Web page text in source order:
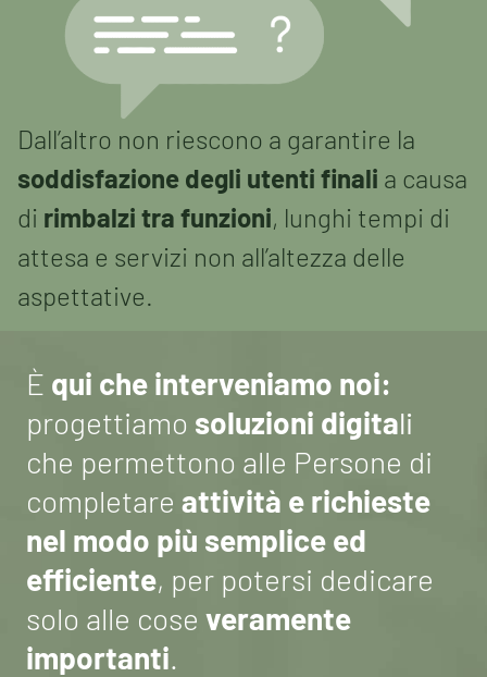
Dall’altro non riescono a garantire la
soddisfazione degli utenti finali a causa
di rimbalzi tra funzioni, lunghi tempi di
attesa e servizi non all’altezza delle
aspettative.
È qui che interveniamo noi:
progettiamo soluzioni digitali
che permettono alle Persone di
completare attività e richieste
nel modo più semplice ed
efficiente, per potersi dedicare
solo alle cose veramente
importanti.